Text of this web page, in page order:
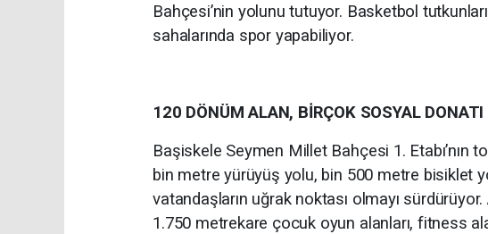
Bahçesi’nin yolunu tutuyor. Basketbol
sahalarında spor yapabiliyor.
120 DÖNÜM ALAN, BİRÇOK SOSYAL DONATI
Başiskele Seymen Millet Bahçesi 1. Etabı’nın
bin metre yürüyüş yolu, bin 500 metre bisiklet
vatandaşların uğrak noktası olmayı
1.750 metrekare çocuk oyun alanları, fitness